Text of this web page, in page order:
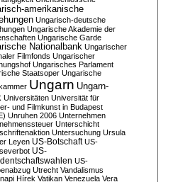
amerikanische
Ungarisch-deutsche
Ungarische Akademie der
Ungarische Garde
Nationalbank Ungarischer
Filmfonds Ungarischer
Ungarisches Parlament
Staatsoper Ungarische
Ungarn Ungarn-
Universitäten Universität für
und Filmkunst in Budapest
Unruhen 2006 Unternehmen
Unterschicht
Untersuchung Ursula
Leyen US-Botschaft US-
US-
US-
Utrecht Vandalismus
Hírek Vatikan Venezuela Vera